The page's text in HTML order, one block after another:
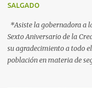
diferentes órdenes de
SALGADO
*Asiste la gobernadora a
Sexto Aniversario de la
su agradecimiento a todo
población en materia de